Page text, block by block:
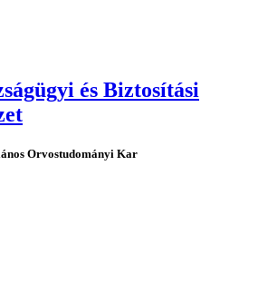
és Biztosítási
Orvostudományi Kar